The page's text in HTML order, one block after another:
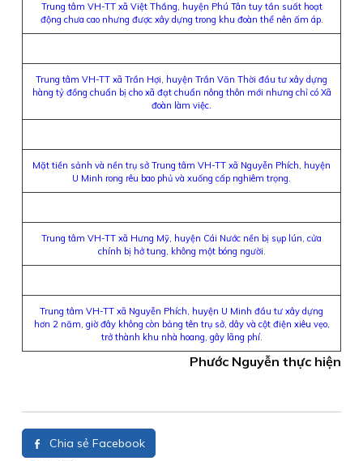
Trung tâm VH-TT xã Việt Thắng, huyện Phú Tân tuy tần suất hoạt
động chưa cao nhưng được xây dựng trong khu đoàn thể nên ấm áp.
Trung tâm VH-TT xã Trần Hợi, huyện Trần Văn Thời đầu tư xây dựng
hàng tỷ đồng chuẩn bị cho xã đạt chuẩn nông thôn mới nhưng chỉ có Xã
đoàn làm việc.
Mặt tiền sảnh và nền trụ sở Trung tâm VH-TT xã Nguyễn Phích, huyện
U Minh rong rêu bao phủ và xuống cấp nghiêm trọng.
Trung tâm VH-TT xã Hưng Mỹ, huyện Cái Nước nền bị sụp lún, cửa
chính bị hở tung, không một bóng người.
Trung tâm VH-TT xã Nguyễn Phích, huyện U Minh đầu tư xây dựng
hơn 2 năm, giờ đây không còn bảng tên trụ sở, dây và cột điện xiêu vẹo,
trở thành khu nhà hoang, gây lãng phí.
Phước Nguyễn thực hiện
Chia sẻ Facebook